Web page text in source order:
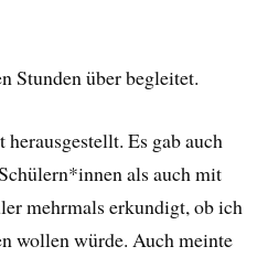
Stunden über begleitet.
Es gab auch
als auch mit
mehrmals erkundigt, ob ich
wollen würde. Auch meinte